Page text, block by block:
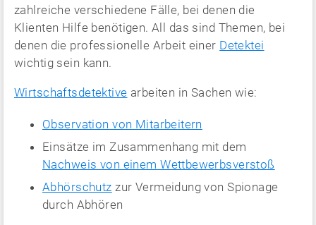
zahlreiche verschiedene Fälle, bei denen die
Klienten Hilfe benötigen. All das sind Themen, bei
denen die professionelle Arbeit einer Detektei
wichtig sein kann.
Wirtschaftsdetektive arbeiten in Sachen wie:
Observation von Mitarbeitern
Einsätze im Zusammenhang mit dem
Nachweis von einem Wettbewerbsverstoß
Abhörschutz zur Vermeidung von Spionage
durch Abhören